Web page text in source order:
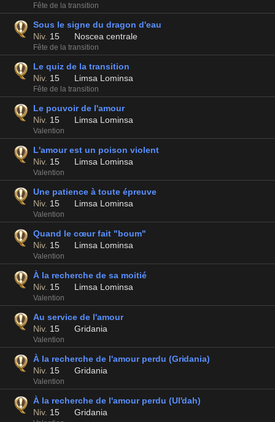
Fête de la transition
Sous le signe du dragon d'eau
Niv. 15 Noscea centrale
Fête de la transition
Le quiz de la transition
Niv. 15 Limsa Lominsa
Fête de la transition
Le pouvoir de l'amour
Niv. 15 Limsa Lominsa
Valention
L'amour est un poison violent
Niv. 15 Limsa Lominsa
Valention
Une patience à toute épreuve
Niv. 15 Limsa Lominsa
Valention
Quand le cœur fait "boum"
Niv. 15 Limsa Lominsa
Valention
À la recherche de sa moitié
Niv. 15 Limsa Lominsa
Valention
Au service de l'amour
Niv. 15 Gridania
Valention
À la recherche de l'amour perdu (Gridania)
Niv. 15 Gridania
Valention
À la recherche de l'amour perdu (Ul'dah)
Niv. 15 Gridania